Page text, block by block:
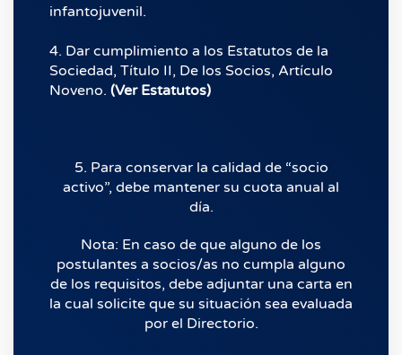
infantojuvenil.
4. Dar cumplimiento a los Estatutos de la
Sociedad, Título II, De los Socios, Artículo
Noveno. (Ver Estatutos)
5. Para conservar la calidad de “socio
activo”, debe mantener su cuota anual al
día.
Nota: En caso de que alguno de los
postulantes a socios/as no cumpla alguno
de los requisitos, debe adjuntar una carta en
la cual solicite que su situación sea evaluada
por el Directorio.